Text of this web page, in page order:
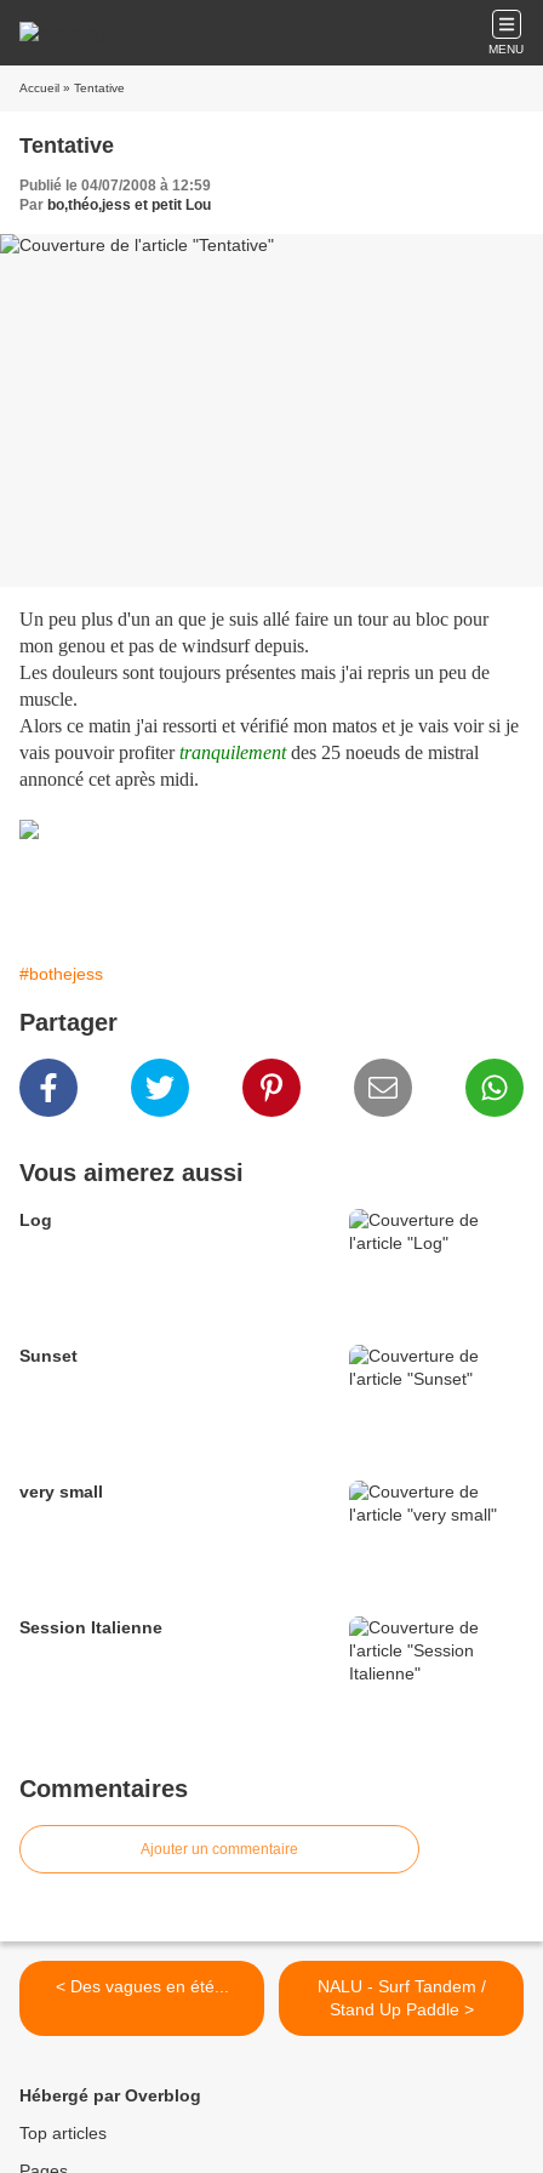
MENU
Accueil » Tentative
Tentative
Publié le 04/07/2008 à 12:59
Par bo,théo,jess et petit Lou
Un peu plus d'un an que je suis allé faire un tour au bloc pour
mon genou et pas de windsurf depuis.
Les douleurs sont toujours présentes mais j'ai repris un peu de
muscle.
Alors ce matin j'ai ressorti et vérifié mon matos et je vais voir si je
vais pouvoir profitertranquilementdes 25 noeuds de mistral
annoncé cet après midi.
#bothejess
Partager
Vous aimerez aussi
Log
Sunset
very small
Session Italienne
Commentaires
Ajouter un commentaire
< Des vagues en été...
NALU - Surf Tandem /
Stand Up Paddle >
Hébergé par Overblog
Top articles